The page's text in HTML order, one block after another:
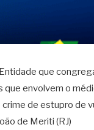
que
envolvem o
de estupro de
de Meriti (RJ)